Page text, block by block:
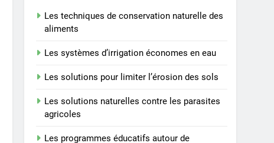
Les techniques de conservation naturelle des
aliments
Les systèmes d’irrigation économes en eau
Les solutions pour limiter l’érosion des sols
Les solutions naturelles contre les parasites
agricoles
Les programmes éducatifs autour de